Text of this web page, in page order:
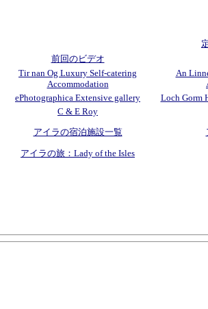
前回のビデオ
Tir nan Og Luxury Self-catering
Accommodation
An
ePhotographica Extensive gallery
Loch Gorm
C & E Roy
アイラの宿泊施設一覧
アイラの旅：Lady of the Isles